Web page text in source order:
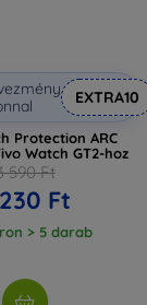
EXTRA10
Protection ARC
Watch GT2-hoz
590 Ft
Ft
> 5 darab